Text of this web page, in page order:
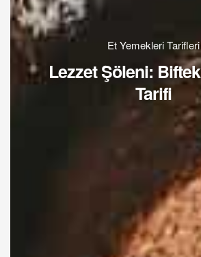
Et Yemekleri Tarifleri
Lezzet Şöleni:
Tarifi